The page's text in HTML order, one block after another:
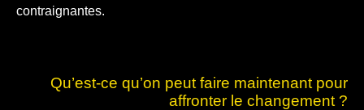
contraignantes.
Qu’est-ce qu’on peut faire maintenant pour
affronter le changement ?